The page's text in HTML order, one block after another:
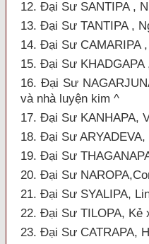
12. Đại Sư SANTIPA ,
13. Đại Sư TANTIPA ,
14. Đại Sư CAMARIPA
15. Đại Sư KHADGAPA
16. Đại Sư
và nhà luyện kim ^
17. Đại Sư KANHAPA,
18. Đại Sư
19. Đại Sư
20. Đại Sư
21. Đại Sư SYALIPA,
22. Đại Sư TILOPA, Kẻ
23. Đại Sư CATRAPA,